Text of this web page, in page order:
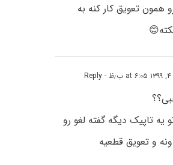
همون تعویق کار کنه به
- Reply
یه تاپیک دیگه گفته لغو رو
و تعویق قطعیه